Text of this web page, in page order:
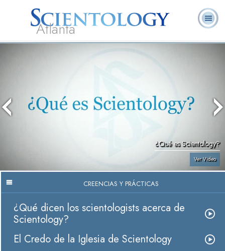
Atlanta
¿Qué es Scientology?
Ver Video
CREENCIAS Y PRÁCTICAS
¿Qué dicen los scientologists acerca de
Scientology?
El Credo de la Iglesia de Scientology